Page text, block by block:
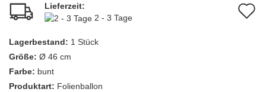
Lieferzeit:
2 - 3 Tage
Lagerbestand: 1 Stück
Größe: Ø 46 cm
Farbe: bunt
Produktart: Folienballon